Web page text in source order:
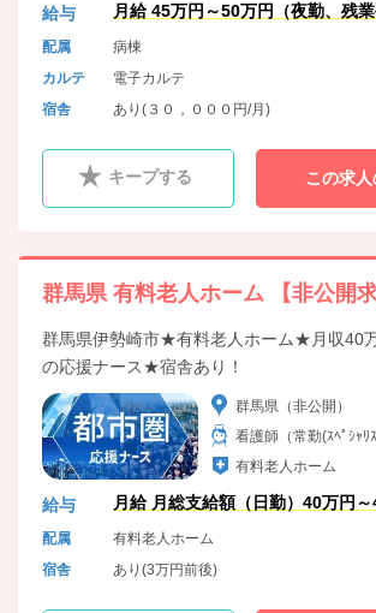
給与 月給 45万円～50万円（夜勤、残業
配属
病棟
カルテ
電子カルテ
宿舎
あり(３０，０００円/月)
キープする この求
群馬県 有料老人ホーム 【非公開求
群馬県伊勢崎市★有料老人ホーム★月収40
の応援ナース★宿舎あり！
群馬県（非公開）
看護師（常勤(ｽﾍﾟｼｬﾘｽ
有料老人ホーム
給与
月給 月総支給額（日勤）40万円
回、残業手当含）
配属
有料老人ホーム
宿舎
あり(3万円前後)